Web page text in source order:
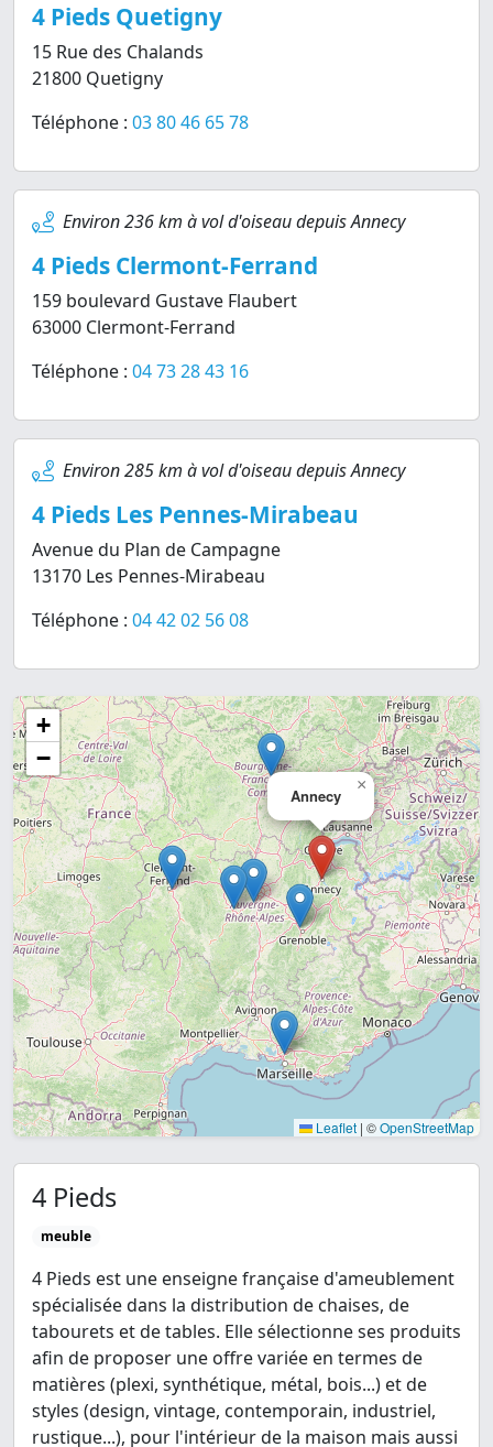
4 Pieds Quetigny
15 Rue des Chalands
21800 Quetigny
Téléphone : 03 80 46 65 78
Environ 236 km à vol d'oiseau depuis Annecy
4 Pieds Clermont-Ferrand
159 boulevard Gustave Flaubert
63000 Clermont-Ferrand
Téléphone : 04 73 28 43 16
Environ 285 km à vol d'oiseau depuis Annecy
4 Pieds Les Pennes-Mirabeau
Avenue du Plan de Campagne
13170 Les Pennes-Mirabeau
Téléphone : 04 42 02 56 08
Annecy
×
+
−
Leaflet | ©OpenStreetMap
4 Pieds
meuble
4 Pieds est une enseigne française d'ameublement
spécialisée dans la distribution de chaises, de
tabourets et de tables. Elle sélectionne ses produits
afin de proposer une offre variée en termes de
matières (plexi, synthétique, métal, bois...) et de
styles (design, vintage, contemporain, industriel,
rustique...), pour l'intérieur de la maison mais aussi